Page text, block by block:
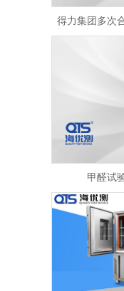
甲醛试